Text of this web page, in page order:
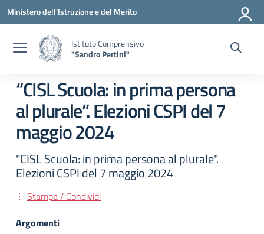
Vai ai contenuti
Vai al menu di navigazione
Vai al footer
Ministero dell'Istruzione e del Merito
Istituto Comprensivo
"Sandro Pertini"
“CISL Scuola: in prima persona
al plurale”. Elezioni CSPI del 7
maggio 2024
"CISL Scuola: in prima persona al plurale".
Elezioni CSPI del 7 maggio 2024
Stampa / Condividi
Argomenti